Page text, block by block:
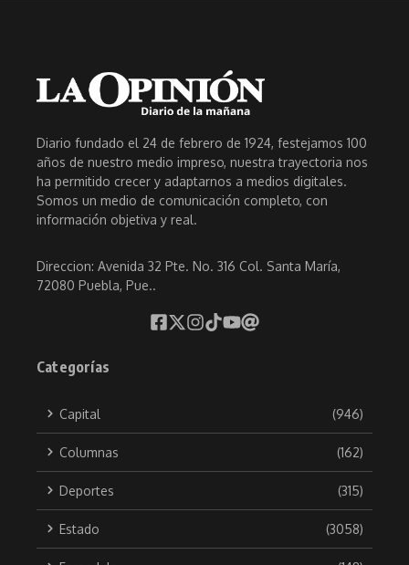
Diario fundado el 24 de febrero de 1924, festejamos 100
años de nuestro medio impreso, nuestra trayectoria nos
ha permitido crecer y adaptarnos a medios digitales.
Somos un medio de comunicación completo, con
información objetiva y real.
Direccion: Avenida 32 Pte. No. 316 Col. Santa María,
72080 Puebla, Pue..
Categorías
Capital (946)
Columnas (162)
Deportes (315)
Estado (3058)